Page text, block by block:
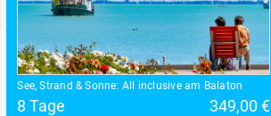
See, Strand & Sonne: All inclusive am Balaton
8 Tage 349,00 €